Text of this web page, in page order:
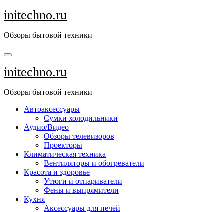
Перейти
к
initechno.ru
Обзоры бытовой техники
initechno.ru
Обзоры бытовой техники
Автоаксессуары
Сумки холодильники
Аудио/Видео
Обзоры телевизоров
Проекторы
Климатическая техника
Вентиляторы и обогреватели
Красота и здоровье
Утюги и отпариватели
Фены и выпрямители
Кухня
Аксессуары для печей